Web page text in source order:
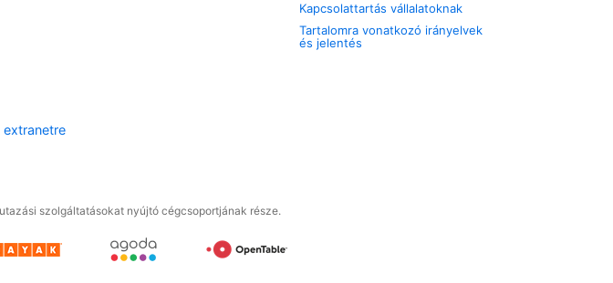
Kapcsolattartás vállalatoknak
Tartalomra vonatkozó irányelvek
és jelentés
extranetre
szolgáltatásokat nyújtó cégcsoportjának része.